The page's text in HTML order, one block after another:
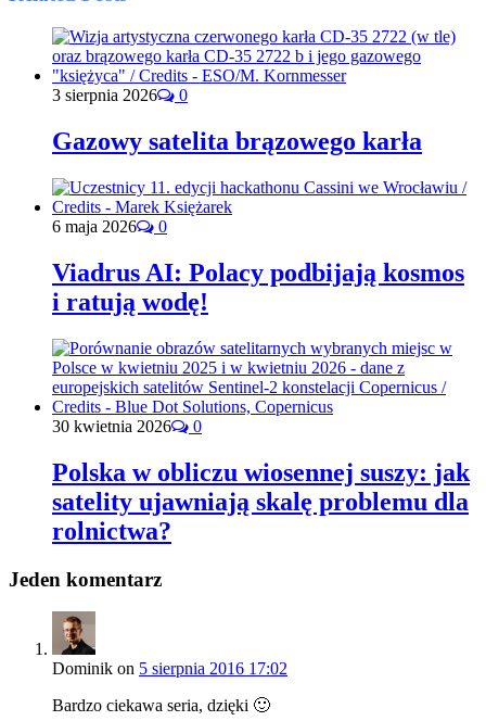
3 sierpnia 2026 0
Gazowy satelita brązowego karła
6 maja 2026 0
Viadrus AI: Polacy podbijają kosmos
i ratują wodę!
30 kwietnia 2026 0
Polska w obliczu wiosennej suszy: jak
satelity ujawniają skalę problemu dla
rolnictwa?
Jeden komentarz
Dominik on 5 sierpnia 2016 17:02
Bardzo ciekawa seria, dzięki 🙂